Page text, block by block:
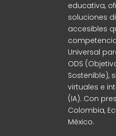
educativa,
soluciones
accesibles
Universal
ODS
Sostenible),
virtuales e
(IA). Con
Colombia,
México.